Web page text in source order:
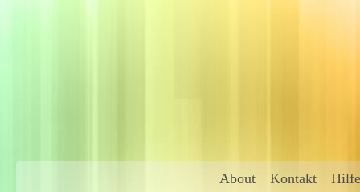
About Kontakt Hilfe